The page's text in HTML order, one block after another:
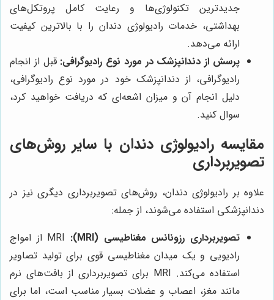
جدیدترین تکنولوژی‌ها و رعایت کامل پروتکل‌های
بهداشتی، خدمات رادیولوژی دندان را با بالاترین کیفیت
ارائه می‌دهد.
پرسش از دندانپزشک در مورد نوع رادیوگرافی: قبل از انجام
رادیوگرافی، از دندانپزشک خود در مورد نوع رادیوگرافی،
دلیل انجام آن و میزان اشعه‌ای که دریافت خواهید کرد،
سوال کنید.
مقایسه رادیولوژی دندان با سایر روش‌های
تصویربرداری
علاوه بر رادیولوژی دندان، روش‌های تصویربرداری دیگری نیز در
دندانپزشکی استفاده می‌شوند، از جمله:
تصویربرداری رزونانس مغناطیسی (MRI):
MRI از امواج
رادیویی و یک میدان مغناطیسی قوی برای تولید تصاویر
استفاده می‌کند. MRI برای تصویربرداری از بافت‌های نرم
مانند مغز، اعصاب و عضلات بسیار مناسب است، اما برای